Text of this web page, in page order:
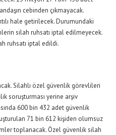
cebinden çıkmayacak.
hale getirilecek. Durumundaki
silah ruhsatı iptal edilmeyecek.
ruhsatı iptal edildi.
Silahlı özel güvenlik görevlileri
soruşturması yerine arşiv
600 bin 432 adet güvenlik
71 bin 612 kişiden olumsuz
toplanacak. Özel güvenlik silah